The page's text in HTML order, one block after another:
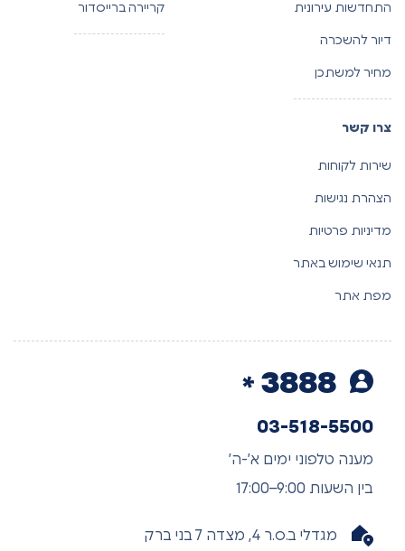
התחדשות עירונית
דיור להשכרה
מחיר למשתכן
קריירה ברייסדור
צרו קשר
שירות לקוחות
הצהרת נגישות
מדיניות פרטיות
תנאי שימוש באתר
מפת אתר
03-518-5500
מענה טלפוני ימים א’-ה’
בין השעות 9:00–17:00
מגדלי ב.ס.ר 4, מצדה 7 בני ברק